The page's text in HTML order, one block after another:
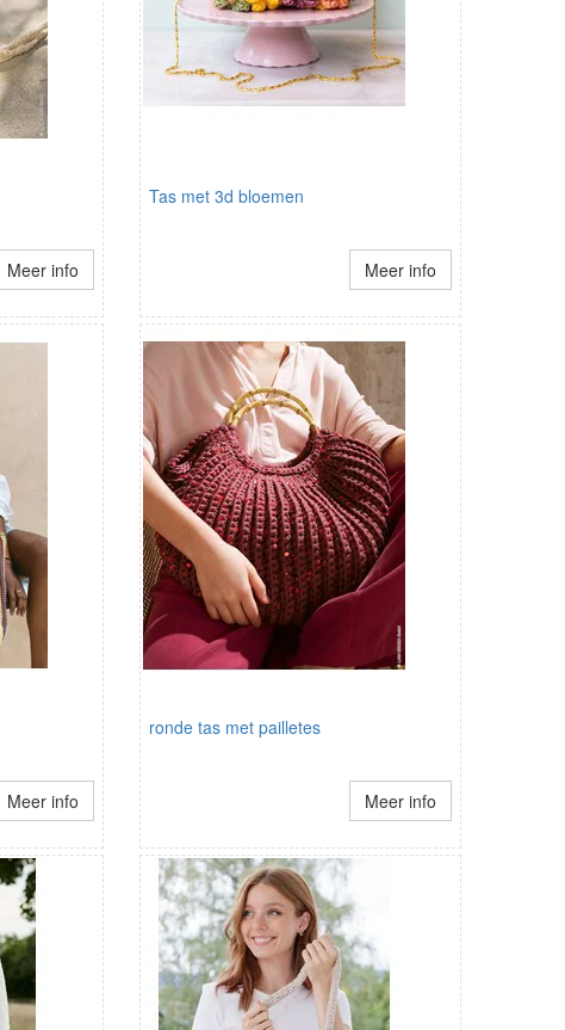
Meer info
Tas met 3d bloemen
Meer info
Meer info
ronde tas met pailletes
Meer info